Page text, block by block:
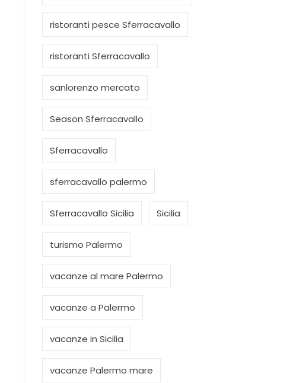
ristoranti pesce Sferracavallo
ristoranti Sferracavallo
sanlorenzo mercato
Season Sferracavallo
Sferracavallo
sferracavallo palermo
Sferracavallo Sicilia Sicilia
turismo Palermo
vacanze al mare Palermo
vacanze a Palermo
vacanze in Sicilia
vacanze Palermo mare